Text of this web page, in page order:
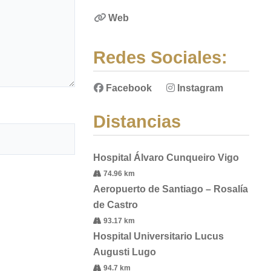
Web
Redes Sociales:
Facebook Instagram
Distancias
Hospital Álvaro Cunqueiro Vigo
74.96 km
Aeropuerto de Santiago – Rosalía
de Castro
93.17 km
Hospital Universitario Lucus
Augusti Lugo
94.7 km